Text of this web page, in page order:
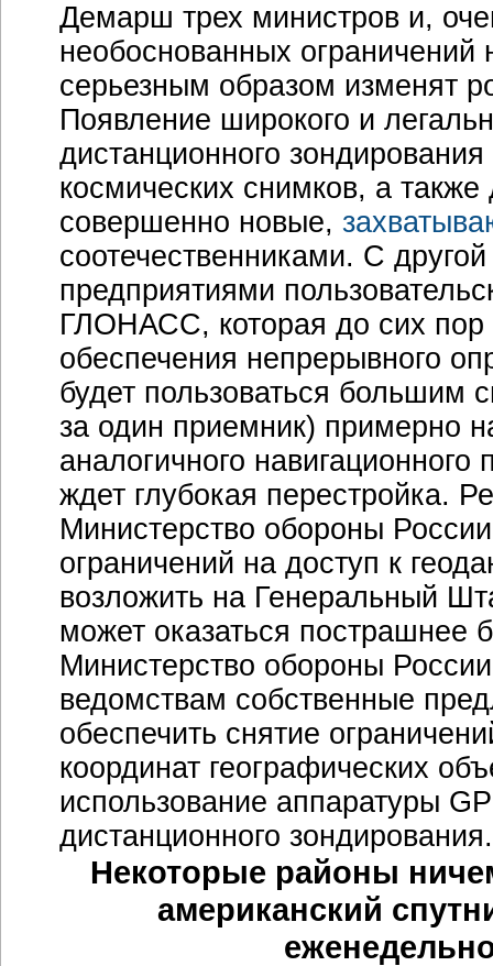
Демарш трех министров и,
необоснованных ограничений
серьезным образом изменят
Появление широкого и
дистанционного
космических снимков, а также
совершенно новые,
соотечественниками. С
предприятиями
ГЛОНАСС, которая до сих пор
обеспечения непрерывного
будет пользоваться большим
за один приемник) примерно
аналогичного
ждет глубокая перестройка.
Министерство обороны России
ограничений на доступ к
возложить на Генеральный
может оказаться пострашнее
Министерство обороны
ведомствам собственные
обеспечить снятие
координат географических
использование аппаратуры
дистанционного зондирования.
Некоторые районы
американский